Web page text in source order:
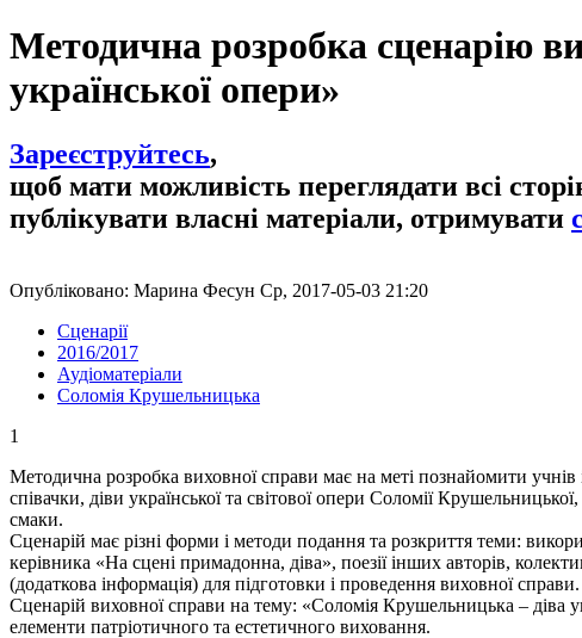
Методична розробка сценарію
української опери»
Зареєструйтесь,
щоб мати можливість переглядати всі
публікувати власні матеріали, отримувати
Опубліковано: Марина Фесун Ср, 2017-05-03 21:20
Сценарії
2016/2017
Аудіоматеріали
Соломія Крушельницька
1
Методична розробка виховної справи має на меті познайомити
співачки, діви української та світової опери Соломії
смаки.
Сценарій має різні форми і методи подання та розкриття теми:
керівника «На сцені примадонна, діва», поезії інших авторів,
(додаткова інформація) для підготовки і проведення виховної справи.
Сценарій виховної справи на тему: «Соломія Крушельницька – діва
елементи патріотичного та естетичного виховання.